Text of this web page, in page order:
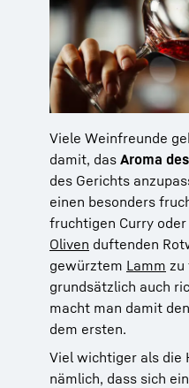
Viele Weinfreunde
damit, das Aroma
des Gerichts
einen besonders
fruchtigen Curry
Oliven duftenden
gewürztem Lamm zu
grundsätzlich auch
macht man damit
dem ersten.
Viel wichtiger als die
nämlich, dass sich